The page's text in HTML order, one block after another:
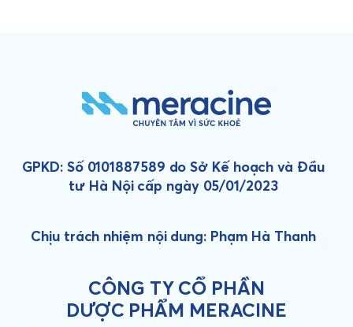
GPKD: Số 0101887589 do Sở Kế hoạch và Đầu
tư Hà Nội cấp ngày 05/01/2023
Chịu trách nhiệm nội dung: Phạm Hà Thanh
CÔNG TY CỔ PHẦN
DƯỢC PHẨM MERACINE